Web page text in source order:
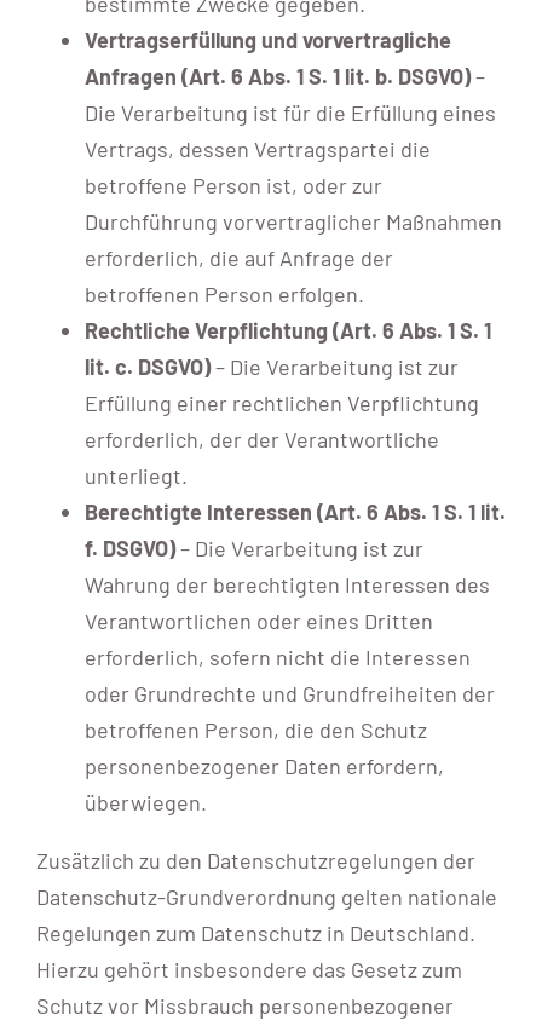
Vertragserfüllung und vorvertragliche
Anfragen (Art. 6 Abs. 1 S. 1 lit. b. DSGVO)–
Die Verarbeitung ist für die Erfüllung eines
Vertrags, dessen Vertragspartei die
betroffene Person ist, oder zur
Durchführung vorvertraglicher Maßnahmen
erforderlich, die auf Anfrage der
betroffenen Person erfolgen.
Rechtliche Verpflichtung (Art. 6 Abs. 1 S. 1
lit. c. DSGVO)– Die Verarbeitung ist zur
Erfüllung einer rechtlichen Verpflichtung
erforderlich, der der Verantwortliche
unterliegt.
Berechtigte Interessen (Art. 6 Abs. 1 S. 1 lit.
f. DSGVO)– Die Verarbeitung ist zur
Wahrung der berechtigten Interessen des
Verantwortlichen oder eines Dritten
erforderlich, sofern nicht die Interessen
oder Grundrechte und Grundfreiheiten der
betroffenen Person, die den Schutz
personenbezogener Daten erfordern,
überwiegen.
Zusätzlich zu den Datenschutzregelungen der
Datenschutz-Grundverordnung gelten nationale
Regelungen zum Datenschutz in Deutschland.
Hierzu gehört insbesondere das Gesetz zum
Schutz vor Missbrauch personenbezogener